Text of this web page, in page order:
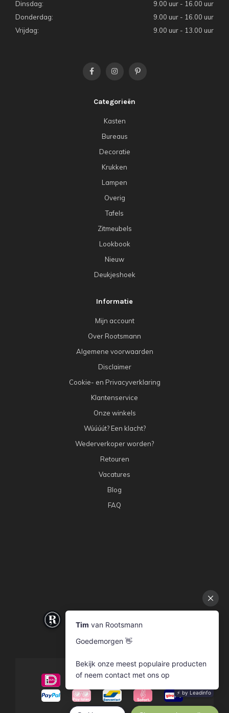
Dinsdag:
9.00 uur - 16.00 uur
Donderdag:
9.00 uur - 16.00 uur
Vrijdag:
9.00 uur - 13.00 uur
Categorieën
Kasten
Bureaus
Decoratie
Krukken
Lampen
Overig
Tafels
Zitmeubels
Lookbook
Nieuw
Deukjeshoek
Informatie
Mijn account
Over Rootsmann
Algemene voorwaarden
Disclaimer
Cookie- en Privacyverklaring
Klantenservice
Onze winkels
Wúúúút? Een klacht?
Wederverkoper worden?
Retouren
Vacatures
Blog
FAQ